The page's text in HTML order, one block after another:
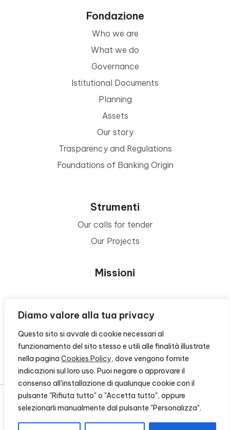
Diamo valore alla tua privacy
Questo sito si avvale di cookie necessari al
funzionamento del sito stesso e utili alle finalità illustrate
nella pagina Cookies Policy, dove vengono fornite
indicazioni sul loro uso. Puoi negare o approvare il
consenso all'installazione di qualunque cookie con il
pulsante "Rifiuta tutto" o "Accetta tutto", oppure
selezionarli manualmente dal pulsante "Personalizza".
Fondazione
Who we are
What we do
Governance
Istitutional Documents
Planning
Assets
Our story
Trasparency and Regulations
Foundations of Banking Origin
Strumenti
Our calls for tender
Our Projects
Missioni
Area Beneficiari
Privacy e Informative
Contacts
© 2026 - FONDAZIONE CR FIRENZE - CF 00524310489 -
CREDITS